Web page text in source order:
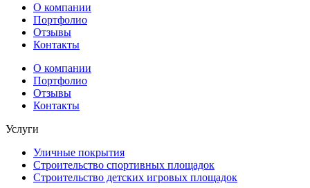
О компании
Портфолио
Отзывы
Контакты
О компании
Портфолио
Отзывы
Контакты
Услуги
Уличные покрытия
Строительство спортивных площадок
Строительство детских игровых площадок